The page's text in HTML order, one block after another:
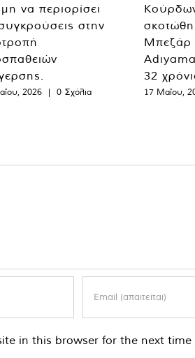
να περιορίσει
στην
2026 | 0 Σχόλια
Μπεζάρ
32
17 Μαΐου,
in this browser for the next time